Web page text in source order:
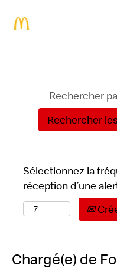
Sélectionnez la
réception d’une
Chargé(e) de